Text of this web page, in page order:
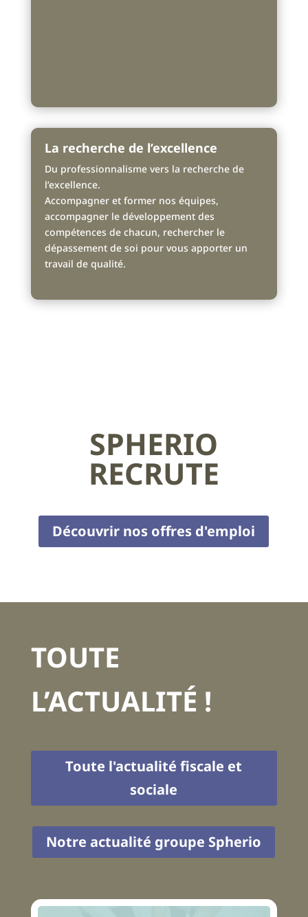
La recherche de l’excellence
Du professionnalisme vers la recherche de
l’excellence.
Accompagner et former nos équipes,
accompagner le développement des
compétences de chacun, rechercher le
dépassement de soi pour vous apporter un
travail de qualité.
SPHERIO
RECRUTE
Découvrir nos offres d'emploi
TOUTE
L’ACTUALITÉ !
Toute l'actualité fiscale et
sociale
Notre actualité groupe Spherio